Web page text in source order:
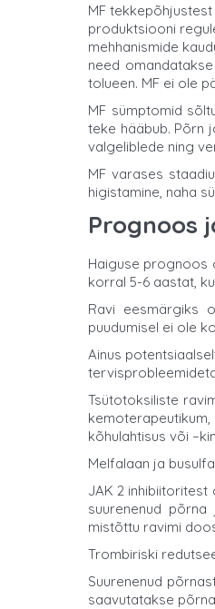
MF
produktsiooni
mehhanismide
need
tolueen. MF ei ole
MF sümptomid
teke hääbub. Põrn
valgeliblede ning
MF varases
higistamine, naha
Prognoos
Haiguse prognoos
korral 5-6 aastat,
Ravi eesmärgiks
puudumisel ei ole
Ainus
Tsütotoksiliste
kõhulahtisus või
Melfalaan ja
JAK 2 inhibiitoritest
suurenenud
mistõttu ravimi
Trombiriski
Suurenenud
saavutatakse